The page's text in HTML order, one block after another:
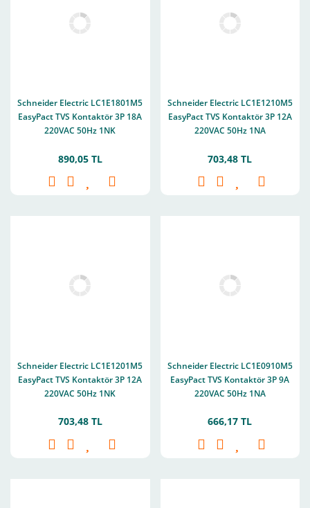
Schneider Electric LC1E1801M5
EasyPact TVS Kontaktör 3P 18A
220VAC 50Hz 1NK
890,05 TL
Schneider Electric LC1E1210M5
EasyPact TVS Kontaktör 3P 12A
220VAC 50Hz 1NA
703,48 TL
Schneider Electric LC1E1201M5
EasyPact TVS Kontaktör 3P 12A
220VAC 50Hz 1NK
703,48 TL
Schneider Electric LC1E0910M5
EasyPact TVS Kontaktör 3P 9A
220VAC 50Hz 1NA
666,17 TL